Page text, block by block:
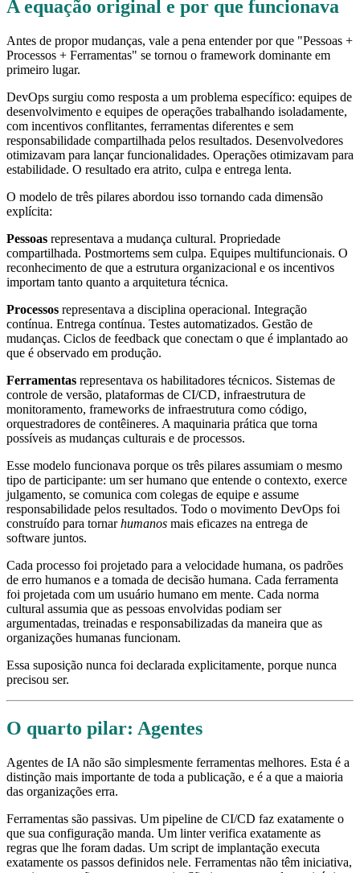
A equação original e por que funcionava
Antes de propor mudanças, vale a pena entender por que "Pessoas +
Processos + Ferramentas" se tornou o framework dominante em
primeiro lugar.
DevOps surgiu como resposta a um problema específico: equipes de
desenvolvimento e equipes de operações trabalhando isoladamente,
com incentivos conflitantes, ferramentas diferentes e sem
responsabilidade compartilhada pelos resultados. Desenvolvedores
otimizavam para lançar funcionalidades. Operações otimizavam para
estabilidade. O resultado era atrito, culpa e entrega lenta.
O modelo de três pilares abordou isso tornando cada dimensão
explícita:
Pessoas representava a mudança cultural. Propriedade
compartilhada. Postmortems sem culpa. Equipes multifuncionais. O
reconhecimento de que a estrutura organizacional e os incentivos
importam tanto quanto a arquitetura técnica.
Processos representava a disciplina operacional. Integração
contínua. Entrega contínua. Testes automatizados. Gestão de
mudanças. Ciclos de feedback que conectam o que é implantado ao
que é observado em produção.
Ferramentas representava os habilitadores técnicos. Sistemas de
controle de versão, plataformas de CI/CD, infraestrutura de
monitoramento, frameworks de infraestrutura como código,
orquestradores de contêineres. A maquinaria prática que torna
possíveis as mudanças culturais e de processos.
Esse modelo funcionava porque os três pilares assumiam o mesmo
tipo de participante: um ser humano que entende o contexto, exerce
julgamento, se comunica com colegas de equipe e assume
responsabilidade pelos resultados. Todo o movimento DevOps foi
construído para tornarhumanos mais eficazes na entrega de
software juntos.
Cada processo foi projetado para a velocidade humana, os padrões
de erro humanos e a tomada de decisão humana. Cada ferramenta
foi projetada com um usuário humano em mente. Cada norma
cultural assumia que as pessoas envolvidas podiam ser
argumentadas, treinadas e responsabilizadas da maneira que as
organizações humanas funcionam.
Essa suposição nunca foi declarada explicitamente, porque nunca
precisou ser.
O quarto pilar: Agentes
Agentes de IA não são simplesmente ferramentas melhores. Esta é a
distinção mais importante de toda a publicação, e é a que a maioria
das organizações erra.
Ferramentas são passivas. Um pipeline de CI/CD faz exatamente o
que sua configuração manda. Um linter verifica exatamente as
regras que lhe foram dadas. Um script de implantação executa
exatamente os passos definidos nele. Ferramentas não têm iniciativa,